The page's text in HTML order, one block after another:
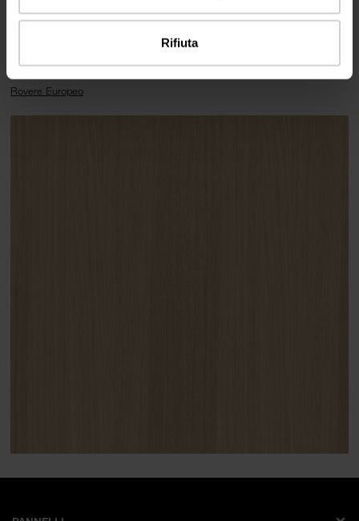
Rifiuta
Prodotti usati
Rovere Europeo